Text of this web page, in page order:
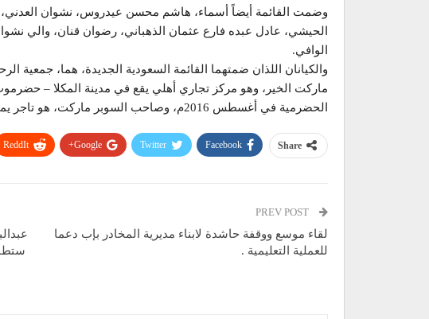
وضمت القائمة أيضاً أسماء، هاشم محسن عيدروس، نشوان
الحيشي، عادل عبده فارع عثمان الذهباني، رضوان قنان، والي
الوافي.
والكيانان اللذان ضمتهما القائمة السعودية الجديدة، هما، جمعية
ماركت الخير، وهو مركز تجاري أهلي يقع في مدينة المكلا –
الحضرمية في أغسطس 2016م، وصاحب السوبر ماركت، هو تاجر يمني اسمه سيف البيضاني.
Share
Facebook
Twitter
Google+
ReddIt
لقاء موسع ووقفة حاشدة لابناء مديرية المخادر بإب دعما
للعملية التعليمية .